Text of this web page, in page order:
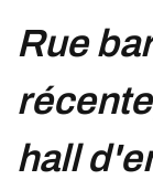
rue bara, dans résidence
hall